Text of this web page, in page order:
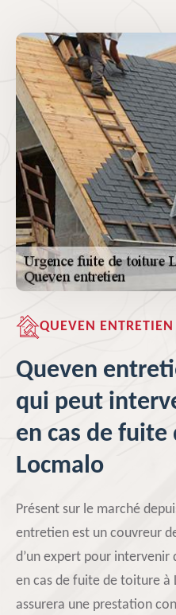
QUEVEN ENTRETIEN
Queven
qui peut
en cas de
Locmalo
Présent sur le marché
entretien est un couvreur
d’un expert pour intervenir
en cas de fuite de toiture à
assurera une prestation